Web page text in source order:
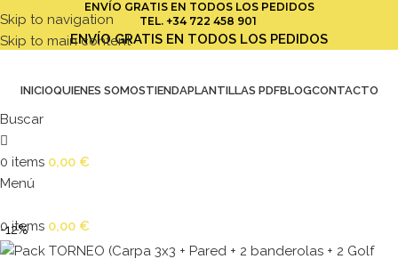
Skip to navigation
Skip to main content
ENVÍO GRATIS EN TODOS LOS PEDIDOS
TEL. +34 722 458 901
ENVÍO GRATIS EN TODOS LOS PEDIDOS
INICIOQUIENES SOMOSTIENDAPLANTILLAS PDFBLOGCONTACTO
Buscar
0 items 0,00 €
Menú
0items 0,00 €
-12%